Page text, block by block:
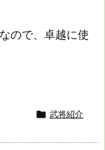
ので、卓越に使
 武将紹介